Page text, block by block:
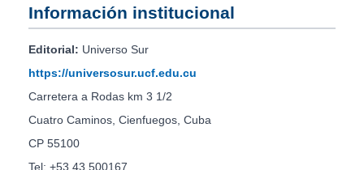
Información institucional
Editorial: Universo Sur
https://universosur.ucf.edu.cu
Carretera a Rodas km 3 1/2
Cuatro Caminos, Cienfuegos, Cuba
CP 55100
Tel: +53 43 500167